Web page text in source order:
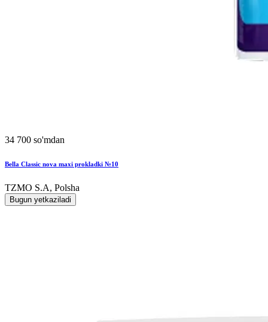
34 700 so'mdan
Bella Classic nova maxi prokladki №10
TZMO S.A, Polsha
Bugun yetkaziladi